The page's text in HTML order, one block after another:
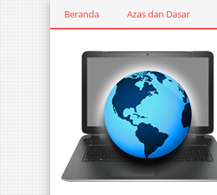
Beranda Azas dan Dasar